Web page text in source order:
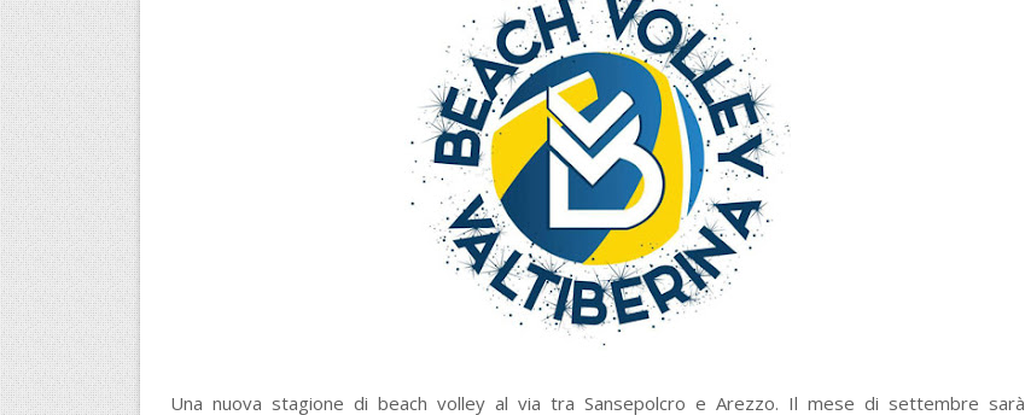
Una nuova stagione di beach volley al via tra Sansepolcro e Arezzo. Il mese di settembre sarà